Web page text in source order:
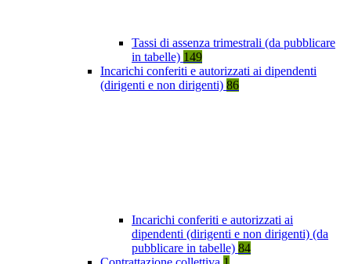
Tassi di assenza trimestrali (da pubblicare
in tabelle) 149
Incarichi conferiti e autorizzati ai dipendenti
(dirigenti e non dirigenti) 86
Incarichi conferiti e autorizzati ai
dipendenti (dirigenti e non dirigenti) (da
pubblicare in tabelle) 84